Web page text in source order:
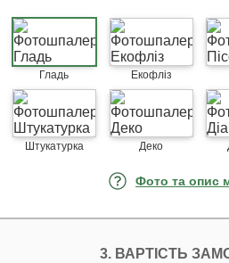
Гладь Екофліз
Штукатурка Деко
Фото та опис
3. ВАРТІСТЬ